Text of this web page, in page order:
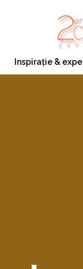
Inspirație &